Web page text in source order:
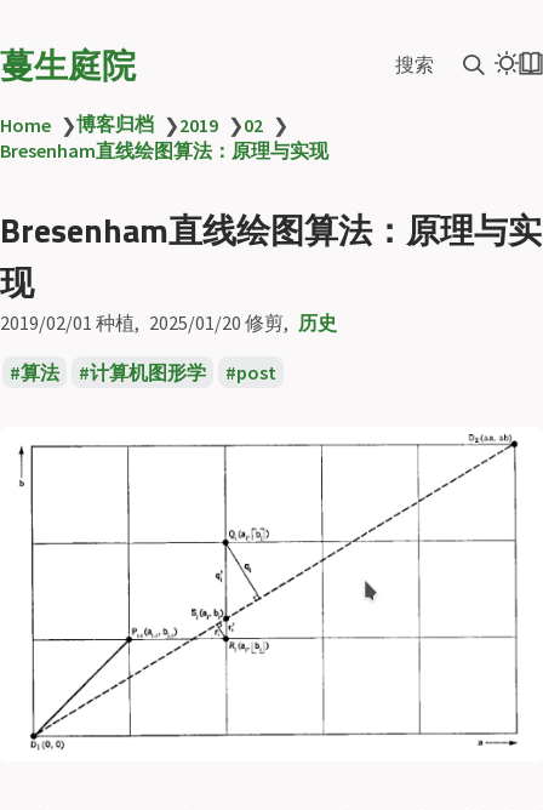
蔓生庭院 搜索
Home ❯博客归档 ❯2019 ❯02 ❯
Bresenham直线绘图算法：原理与实现
Bresenham直线绘图算法：原理与实
现
2019/02/01 种植 2025/01/20 修剪 历史
算法 计算机图形学 post